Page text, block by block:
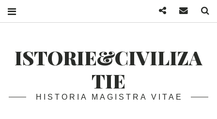
ISTORIE&CIVILIZA
TIE
HISTORIA MAGISTRA VITAE
FacebookMail